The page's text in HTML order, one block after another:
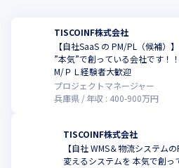
TISCOINF株式会社
【自社SaaS の PM/PL（候補）
”本気”で創っている会社です！
M/ＰＬ経験者大歓迎
プロジェクトマネージャー
兵庫県
年収 : 400-900万円
TISCOINF株式会社
【自社 WMS＆物流システム
変えるシステムを 本気で創っ